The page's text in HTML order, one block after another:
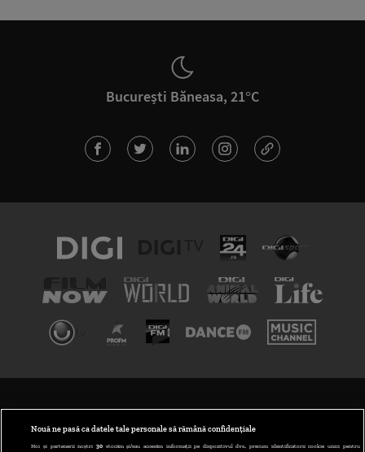
București Băneasa, 21°C
Nouă ne pasă ca datele tale personale să rămână confidențiale
Noi și partenerii noștri 30stocăm și/sau accesăm informații pe dispozitivul dvs., precum identificatorii cookie unici pentru